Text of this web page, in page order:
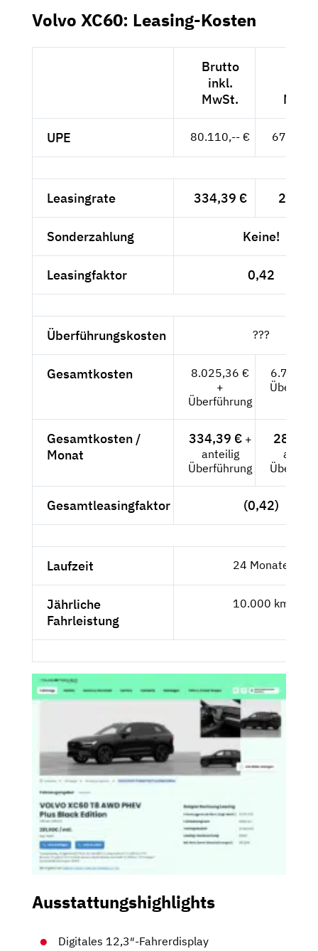
Volvo XC60: Leasing-Kosten
Brutto
inkl.
MwSt.
UPE 80.110,-- €
Leasingrate 334,39 € 281,--
Sonderzahlung Keine!
Leasingfaktor 0,42
Überführungskosten ???
Gesamtkosten
8.025,36 €
+
Überführung
6.744,--
Gesamtkosten /
Monat
334,39 €+
anteilig
Überführung
281,--
Gesamtleasingfaktor (0,42)
Laufzeit 24 Monate
Jährliche
Fahrleistung
10.000 km
Ausstattungshighlights
Digitales 12,3″-Fahrerdisplay